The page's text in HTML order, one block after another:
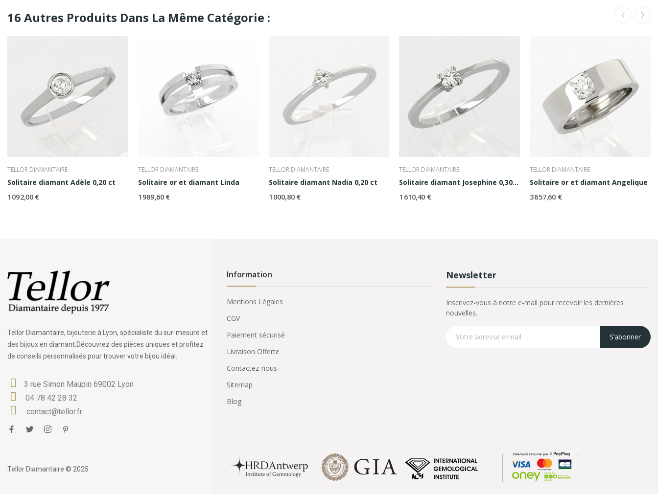
16 Autres Produits Dans La Même Catégorie :
TELLOR DIAMANTAIRE
Solitaire diamant Adèle 0,20 ct
1 092,00 €
TELLOR DIAMANTAIRE
Solitaire or et diamant Linda
1 989,60 €
TELLOR DIAMANTAIRE
Solitaire diamant Nadia 0,20 ct
1 000,80 €
TELLOR DIAMANTAIRE
Solitaire diamant Josephine 0,30 ct
1 610,40 €
TELLOR DIAMANTAIRE
Solitaire or et diamant Angelique
3 657,60 €
Tellor Diamantaire, bijouterie à Lyon, spécialiste du sur-mesure et
des bijoux en diamant.Découvrez des pièces uniques et profitez
de conseils personnalisés pour trouver votre bijou idéal.
3 rue Simon Maupin 69002 Lyon
04 78 42 28 32
contact@tellor.fr
Information
Mentions Légales
CGV
Paiement sécurisé
Livraison Offerte
Contactez-nous
Sitemap
Blog
Newsletter
Inscrivez-vous à notre e-mail pour recevoir les dernières
nouvelles.
S’abonner
Tellor Diamantaire © 2025